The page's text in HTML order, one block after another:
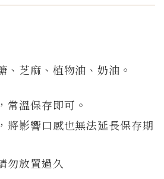
、芝麻、植物油、奶油。
常溫保存即可。
將影響口感也無法延長保存期
勿放置過久